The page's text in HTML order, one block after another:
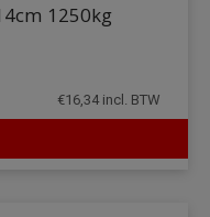
DETAILS
1250kg
€16,34 incl. BTW